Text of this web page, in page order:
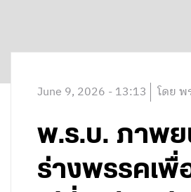
June 9, 2026 - 13:13 โดย พ
พ.ร.บ. ภาพ
ร่างพรรคเพื่